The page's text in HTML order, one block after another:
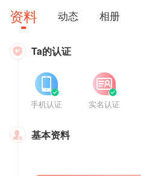
资料 动态 相册
 Ta的认证

手机认证


实名认证
 基本资料